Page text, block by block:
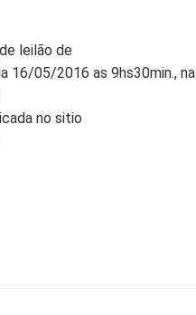
leilão de
16/05/2016 as 9hs30min., na
no sitio